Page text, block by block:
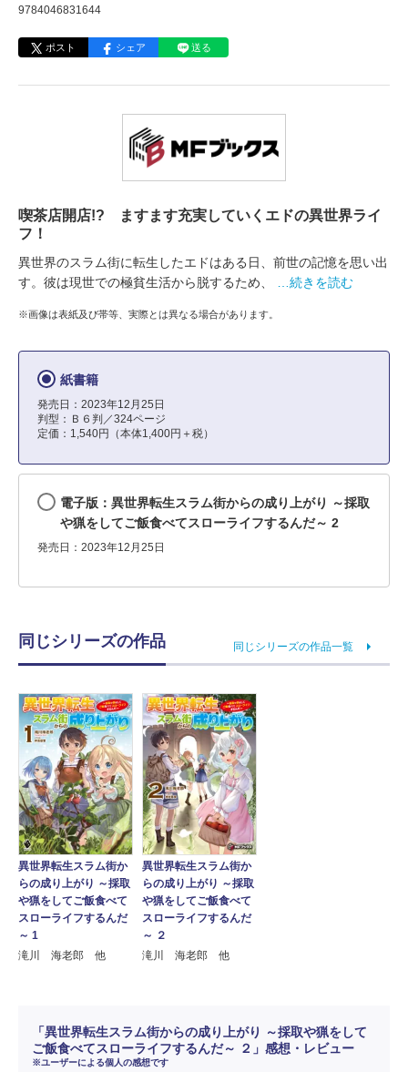
9784046831644
ポスト シェア 送る
喫茶店開店!? ますます充実していくエドの異世界ライ
フ！
異世界のスラム街に転生したエドはある日、前世の記憶を思い出
す。彼は現世での極貧生活から脱するため、
…続きを読む
※画像は表紙及び帯等、実際とは異なる場合があります。
紙書籍
発売日：2023年12月25日
判型：Ｂ６判／324ページ
定価：1,540円（本体1,400円＋税）
電子版：異世界転生スラム街からの成り上がり ～採取
や猟をしてご飯食べてスローライフするんだ～ 2
発売日：2023年12月25日
同じシリーズの作品 同じシリーズの作品一覧
異世界転生スラム街か
らの成り上がり ～採取
や猟をしてご飯食べて
スローライフするんだ
～ 1
滝川 海老郎 他
異世界転生スラム街か
らの成り上がり ～採取
や猟をしてご飯食べて
スローライフするんだ
～ ２
滝川 海老郎 他
「異世界転生スラム街からの成り上がり ～採取や猟をして
ご飯食べてスローライフするんだ～ ２」感想・レビュー
※ユーザーによる個人の感想です